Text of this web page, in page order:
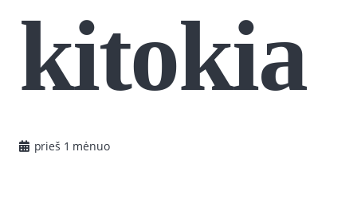
kitokia
prieš 1 mėnuo